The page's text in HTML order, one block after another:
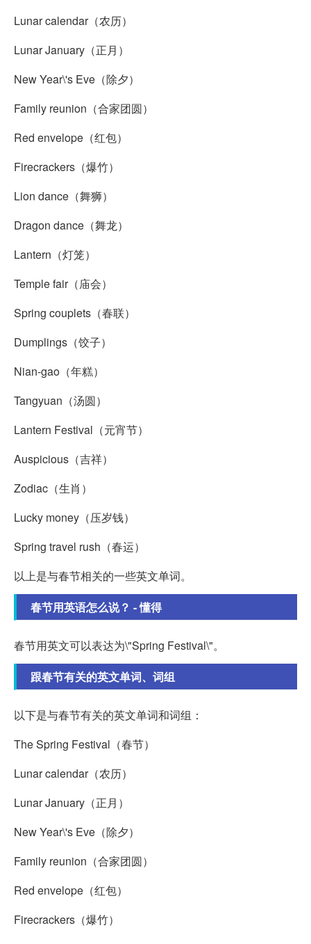
Lunar calendar（农历）
Lunar January（正月）
New Year\'s Eve（除夕）
Family reunion（合家团圆）
Red envelope（红包）
Firecrackers（爆竹）
Lion dance（舞狮）
Dragon dance（舞龙）
Lantern（灯笼）
Temple fair（庙会）
Spring couplets（春联）
Dumplings（饺子）
Nian-gao（年糕）
Tangyuan（汤圆）
Lantern Festival（元宵节）
Auspicious（吉祥）
Zodiac（生肖）
Lucky money（压岁钱）
Spring travel rush（春运）
以上是与春节相关的一些英文单词。
春节用英语怎么说？ - 懂得
春节用英文可以表达为\"Spring Festival\"。
跟春节有关的英文单词、词组
以下是与春节有关的英文单词和词组：
The Spring Festival（春节）
Lunar calendar（农历）
Lunar January（正月）
New Year\'s Eve（除夕）
Family reunion（合家团圆）
Red envelope（红包）
Firecrackers（爆竹）